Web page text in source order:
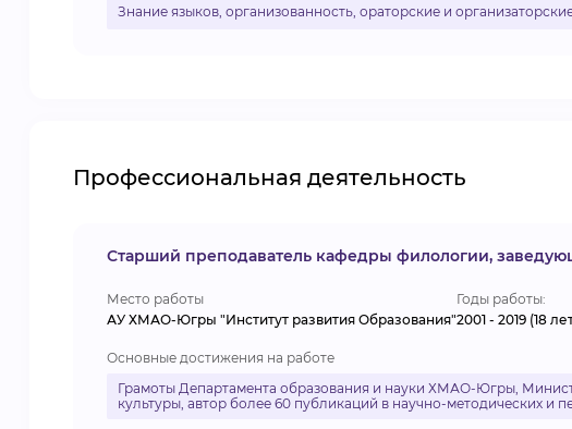
Знание языков, организованность, ораторские и
Профессиональная деятельность
Старший преподаватель кафедры филологии,
Место работы
АУ ХМАО-Югры "Институт развития Образования"
Годы работы:
2001 - 2019 (18
Основные достижения на работе
Грамоты Департамента образования и науки ХМАО-Югры,
культуры, автор более 60 публикаций в научно-методических и